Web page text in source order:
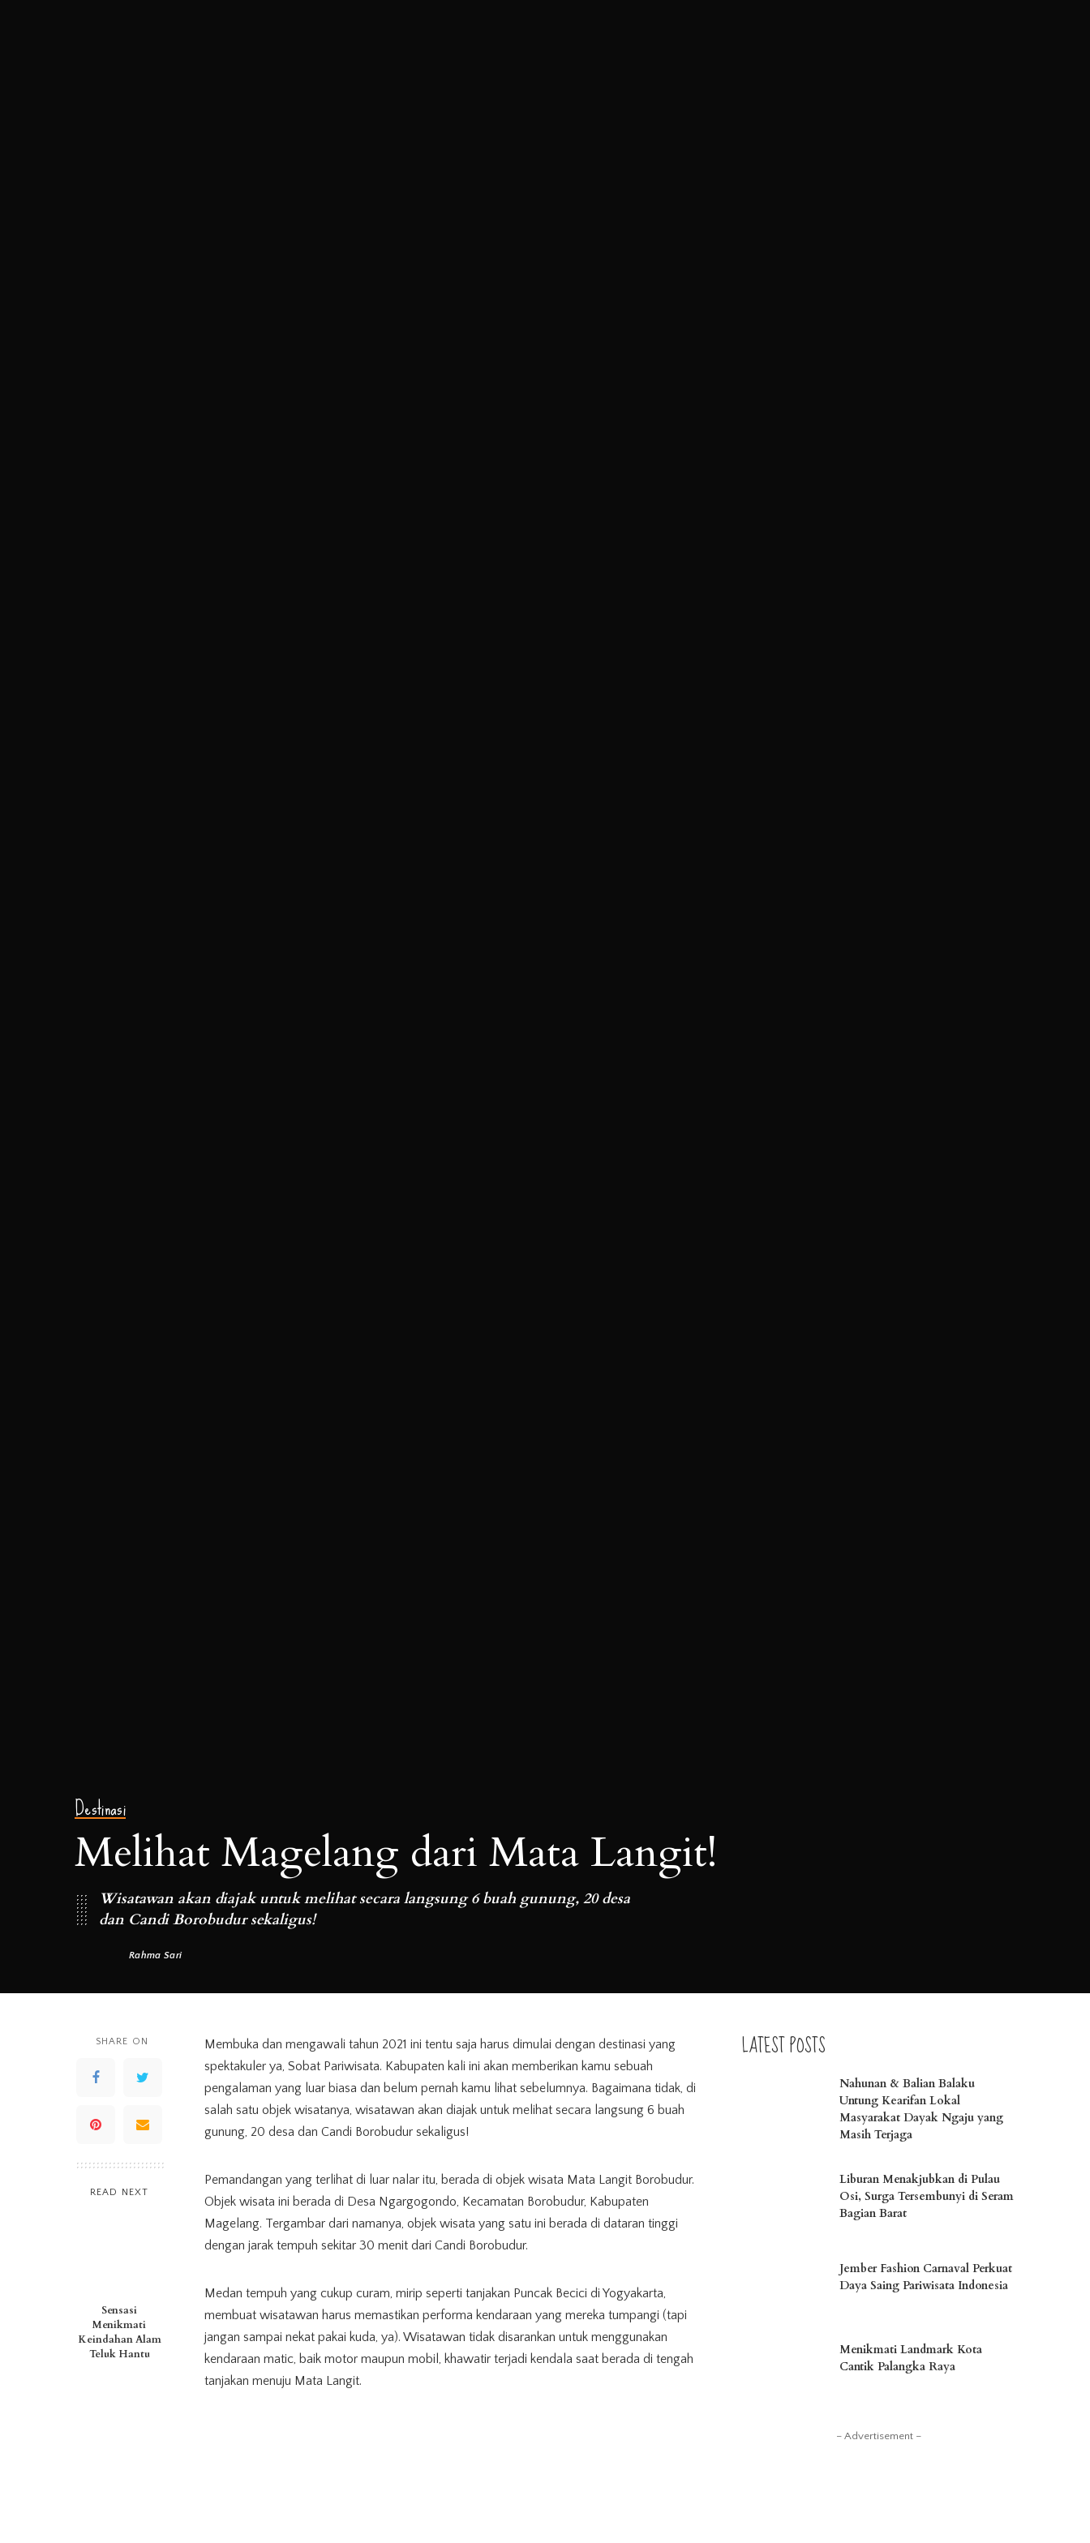
Destinasi
Melihat Magelang dari Mata Langit!
Wisatawan akan diajak untuk melihat secara langsung 6 buah gunung, 20 desa
dan Candi Borobudur sekaligus!
Posted
Rahma Sari
SHARE ON
READ NEXT
Sensasi
Menikmati
Keindahan Alam
Teluk Hantu
Membuka dan mengawali tahun 2021 ini tentu saja harus dimulai dengan destinasi yang
spektakuler ya, Sobat Pariwisata. Kabupaten kali ini akan memberikan kamu sebuah
pengalaman yang luar biasa dan belum pernah kamu lihat sebelumnya. Bagaimana tidak, di
salah satu objek wisatanya, wisatawan akan diajak untuk melihat secara langsung 6 buah
gunung, 20 desa dan Candi Borobudur sekaligus!
Pemandangan yang terlihat di luar nalar itu, berada di objek wisata Mata Langit Borobudur.
Objek wisata ini berada di Desa Ngargogondo, Kecamatan Borobudur, Kabupaten
Magelang. Tergambar dari namanya, objek wisata yang satu ini berada di dataran tinggi
dengan jarak tempuh sekitar 30 menit dari Candi Borobudur.
Medan tempuh yang cukup curam, mirip seperti tanjakan Puncak Becici di Yogyakarta,
membuat wisatawan harus memastikan performa kendaraan yang mereka tumpangi (tapi
jangan sampai nekat pakai kuda, ya). Wisatawan tidak disarankan untuk menggunakan
kendaraan matic, baik motor maupun mobil, khawatir terjadi kendala saat berada di tengah
tanjakan menuju Mata Langit.
LATEST POSTS
Nahunan & Balian Balaku
Untung Kearifan Lokal
Masyarakat Dayak Ngaju yang
Masih Terjaga
Liburan Menakjubkan di Pulau
Osi, Surga Tersembunyi di Seram
Bagian Barat
Jember Fashion Carnaval Perkuat
Daya Saing Pariwisata Indonesia
Menikmati Landmark Kota
Cantik Palangka Raya
– Advertisement –